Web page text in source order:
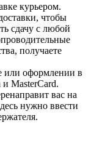
курьером.
чтобы
сдачу с любой
получаете
или оформлении в
MasterCard.
вас на
нужно ввести